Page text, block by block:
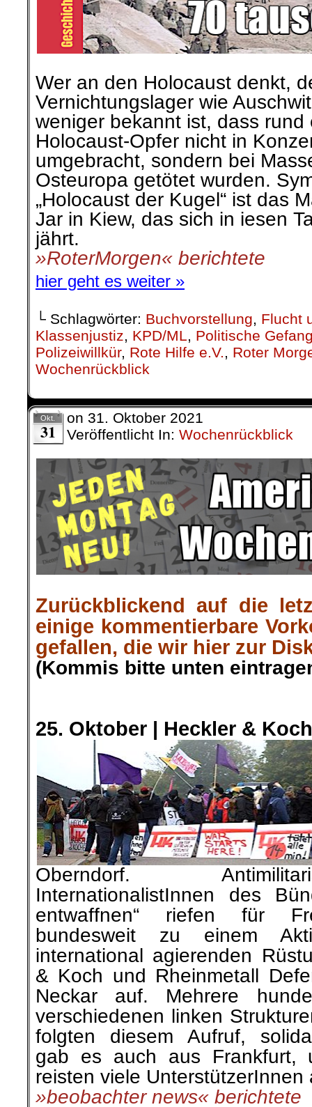
Wer an den Holocaust denkt,
Vernichtungslager wie
weniger bekannt ist, dass rund
Holocaust-Opfer nicht in
umgebracht, sondern bei
Osteuropa getötet wurden.
„Holocaust der Kugel“ ist das
Jar in Kiew, das sich in iesen
jährt.
»RoterMorgen« berichtete
hier geht es weiter »
└ Schlagwörter: Buchvorstellung, Flucht
Klassenjustiz, KPD/ML, Politische
Polizeiwillkür, Rote Hilfe e.V., Roter
Wochenrückblick
Okt.
31
on 31. Oktober 2021
Veröffentlicht In: Wochenrückblick
Zurückblickend auf die
einige kommentierbare
gefallen, die wir hier zur
(Kommis bitte unten
25. Oktober | Heckler &
Oberndorf.
InternationalistInnen des
entwaffnen“ riefen für
bundesweit zu einem
international agierenden
& Koch und Rheinmetall
Neckar auf. Mehrere
verschiedenen linken
folgten diesem Aufruf,
gab es auch aus Frankfurt,
reisten viele UnterstützerInnen
»beobachter news« berichtete